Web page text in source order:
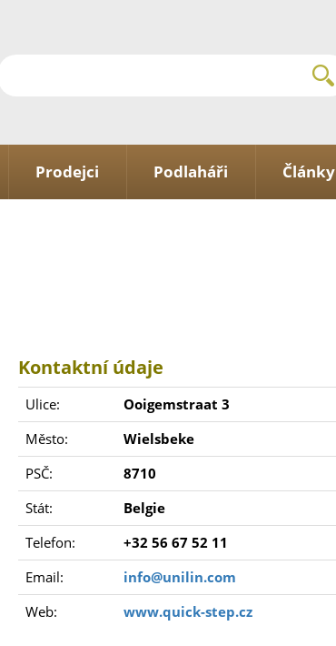
Prodejci Podlaháři Články
Kontaktní údaje
Ulice:
Ooigemstraat 3
Město:
Wielsbeke
PSČ:
8710
Stát:
Belgie
Telefon:
+32 56 67 52 11
Email:
info@unilin.com
Web:
www.quick-step.cz